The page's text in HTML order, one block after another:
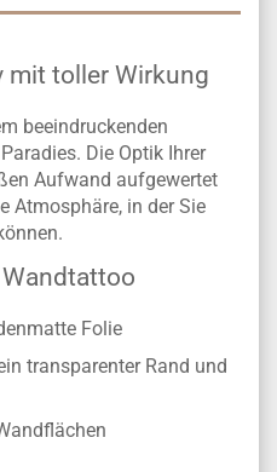
mit toller Wirkung
beeindruckenden
Die Optik Ihrer
Aufwand aufgewertet
Atmosphäre, in der Sie
Folie
transparenter Rand und